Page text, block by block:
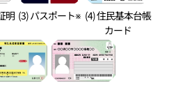
明 (3) パスポート※ (4) 住民基本台帳
カード